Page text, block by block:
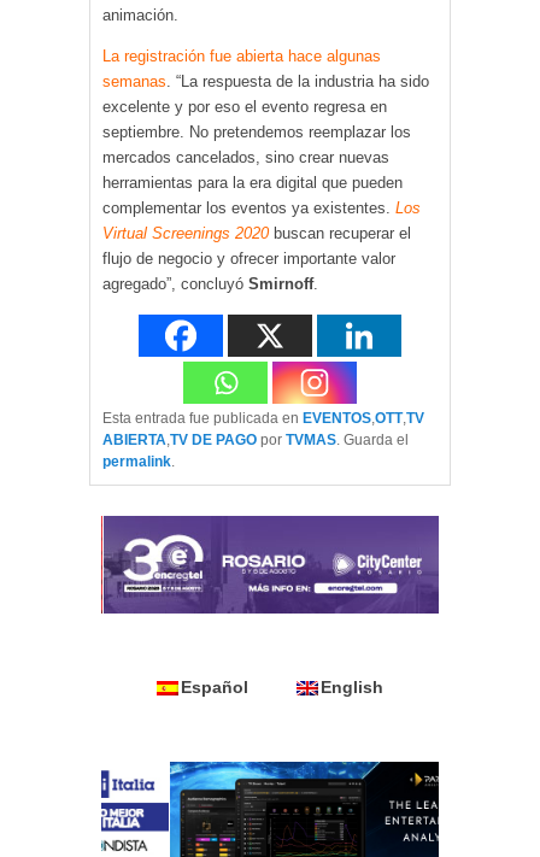
animación.
La registración fue abierta hace algunas
semanas. “La respuesta de la industria ha sido
excelente y por eso el evento regresa en
septiembre. No pretendemos reemplazar los
mercados cancelados, sino crear nuevas
herramientas para la era digital que pueden
complementar los eventos ya existentes. Los
Virtual Screenings 2020buscan recuperar el
flujo de negocio y ofrecer importante valor
agregado”, concluyó Smirnoff.
Esta entrada fue publicada en EVENTOS,OTT,TV
ABIERTA,TV DE PAGO por TVMAS. Guarda el
permalink.
Español English